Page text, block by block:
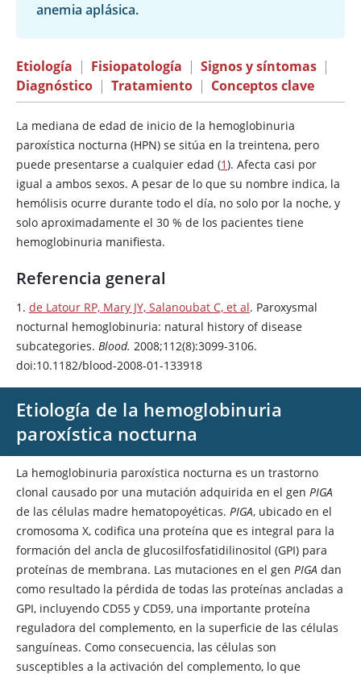
anemia aplásica.
Etiología | Fisiopatología | Signos y síntomas |
Diagnóstico | Tratamiento | Conceptos clave
La mediana de edad de inicio de la hemoglobinuria
paroxística nocturna (HPN) se sitúa en la treintena, pero
puede presentarse a cualquier edad (1). Afecta casi por
igual a ambos sexos. A pesar de lo que su nombre indica, la
hemólisis ocurre durante todo el día, no solo por la noche, y
solo aproximadamente el 30 % de los pacientes tiene
hemoglobinuria manifiesta.
Referencia general
1. de Latour RP, Mary JY, Salanoubat C, et al. Paroxysmal
nocturnal hemoglobinuria: natural history of disease
subcategories. Blood. 2008;112(8):3099-3106.
doi:10.1182/blood-2008-01-133918
Etiología de la hemoglobinuria
paroxística nocturna
La hemoglobinuria paroxística nocturna es un trastorno
clonal causado por una mutación adquirida en el gen PIGA
de las células madre hematopoyéticas. PIGA, ubicado en el
cromosoma X, codifica una proteína que es integral para la
formación del ancla de glucosilfosfatidilinositol (GPI) para
proteínas de membrana. Las mutaciones en el gen PIGA dan
como resultado la pérdida de todas las proteínas ancladas a
GPI, incluyendo CD55 y CD59, una importante proteína
reguladora del complemento, en la superficie de las células
sanguíneas. Como consecuencia, las células son
susceptibles a la activación del complemento, lo que